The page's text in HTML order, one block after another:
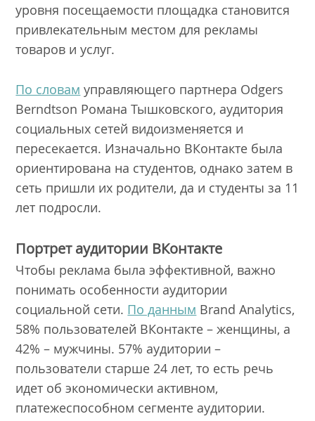
уровня посещаемости площадка становится
привлекательным местом для рекламы
товаров и услуг.
По словам управляющего партнера Odgers
Berndtson Романа Тышковского, аудитория
социальных сетей видоизменяется и
пересекается. Изначально ВКонтакте была
ориентирована на студентов, однако затем в
сеть пришли их родители, да и студенты за 11
лет подросли.
Портрет аудитории ВКонтакте
Чтобы реклама была эффективной, важно
понимать особенности аудитории
социальной сети. По данным Brand Analytics,
58% пользователей ВКонтакте – женщины, а
42% – мужчины. 57% аудитории –
пользователи старше 24 лет, то есть речь
идет об экономически активном,
платежеспособном сегменте аудитории.